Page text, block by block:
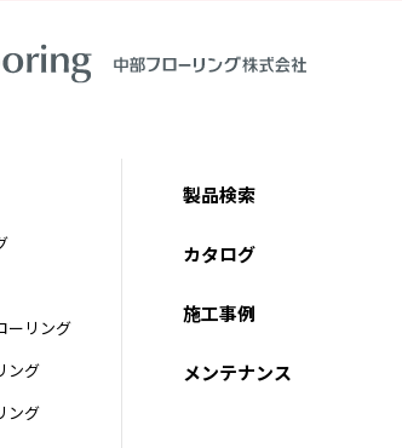
ーリング
ング
ング
製品検索
カタログ
施工事例
メンテナンス